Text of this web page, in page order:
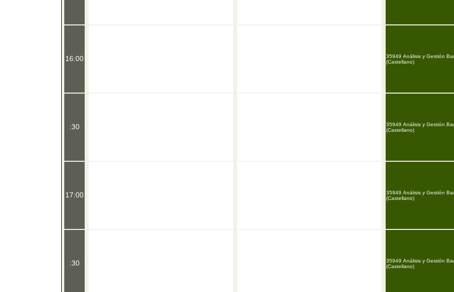
16:00
:30
17:00
:30
35949 Análisis y Gestión
(Castellano)
35949 Análisis y Gestión
(Castellano)
35949 Análisis y Gestión
(Castellano)
35949 Análisis y Gestión
(Castellano)